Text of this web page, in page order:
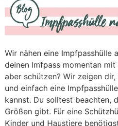
Wir nähen eine Impfpasshülle
deinen Imfpass momentan
aber schützen? Wir zeigen
und einfach eine
kannst. Du solltest beachten,
Größen gibt. Für eine
Kinder und Haustiere